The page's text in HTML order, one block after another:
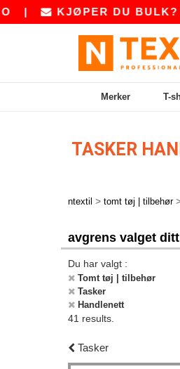
DU BULK? BE OSS
Merker T-
TASKER
ntextil > tomt tøj | tilbehør
avgrens valget ditt
Du har valgt :
Tomt tøj | tilbehør
Tasker
Handlenett
41 results.
Tasker